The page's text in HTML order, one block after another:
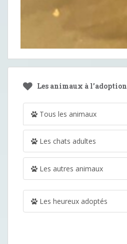
Les animaux à l’adoption
Tous les animaux
Les chats adultes
Les autres animaux
Les heureux adoptés